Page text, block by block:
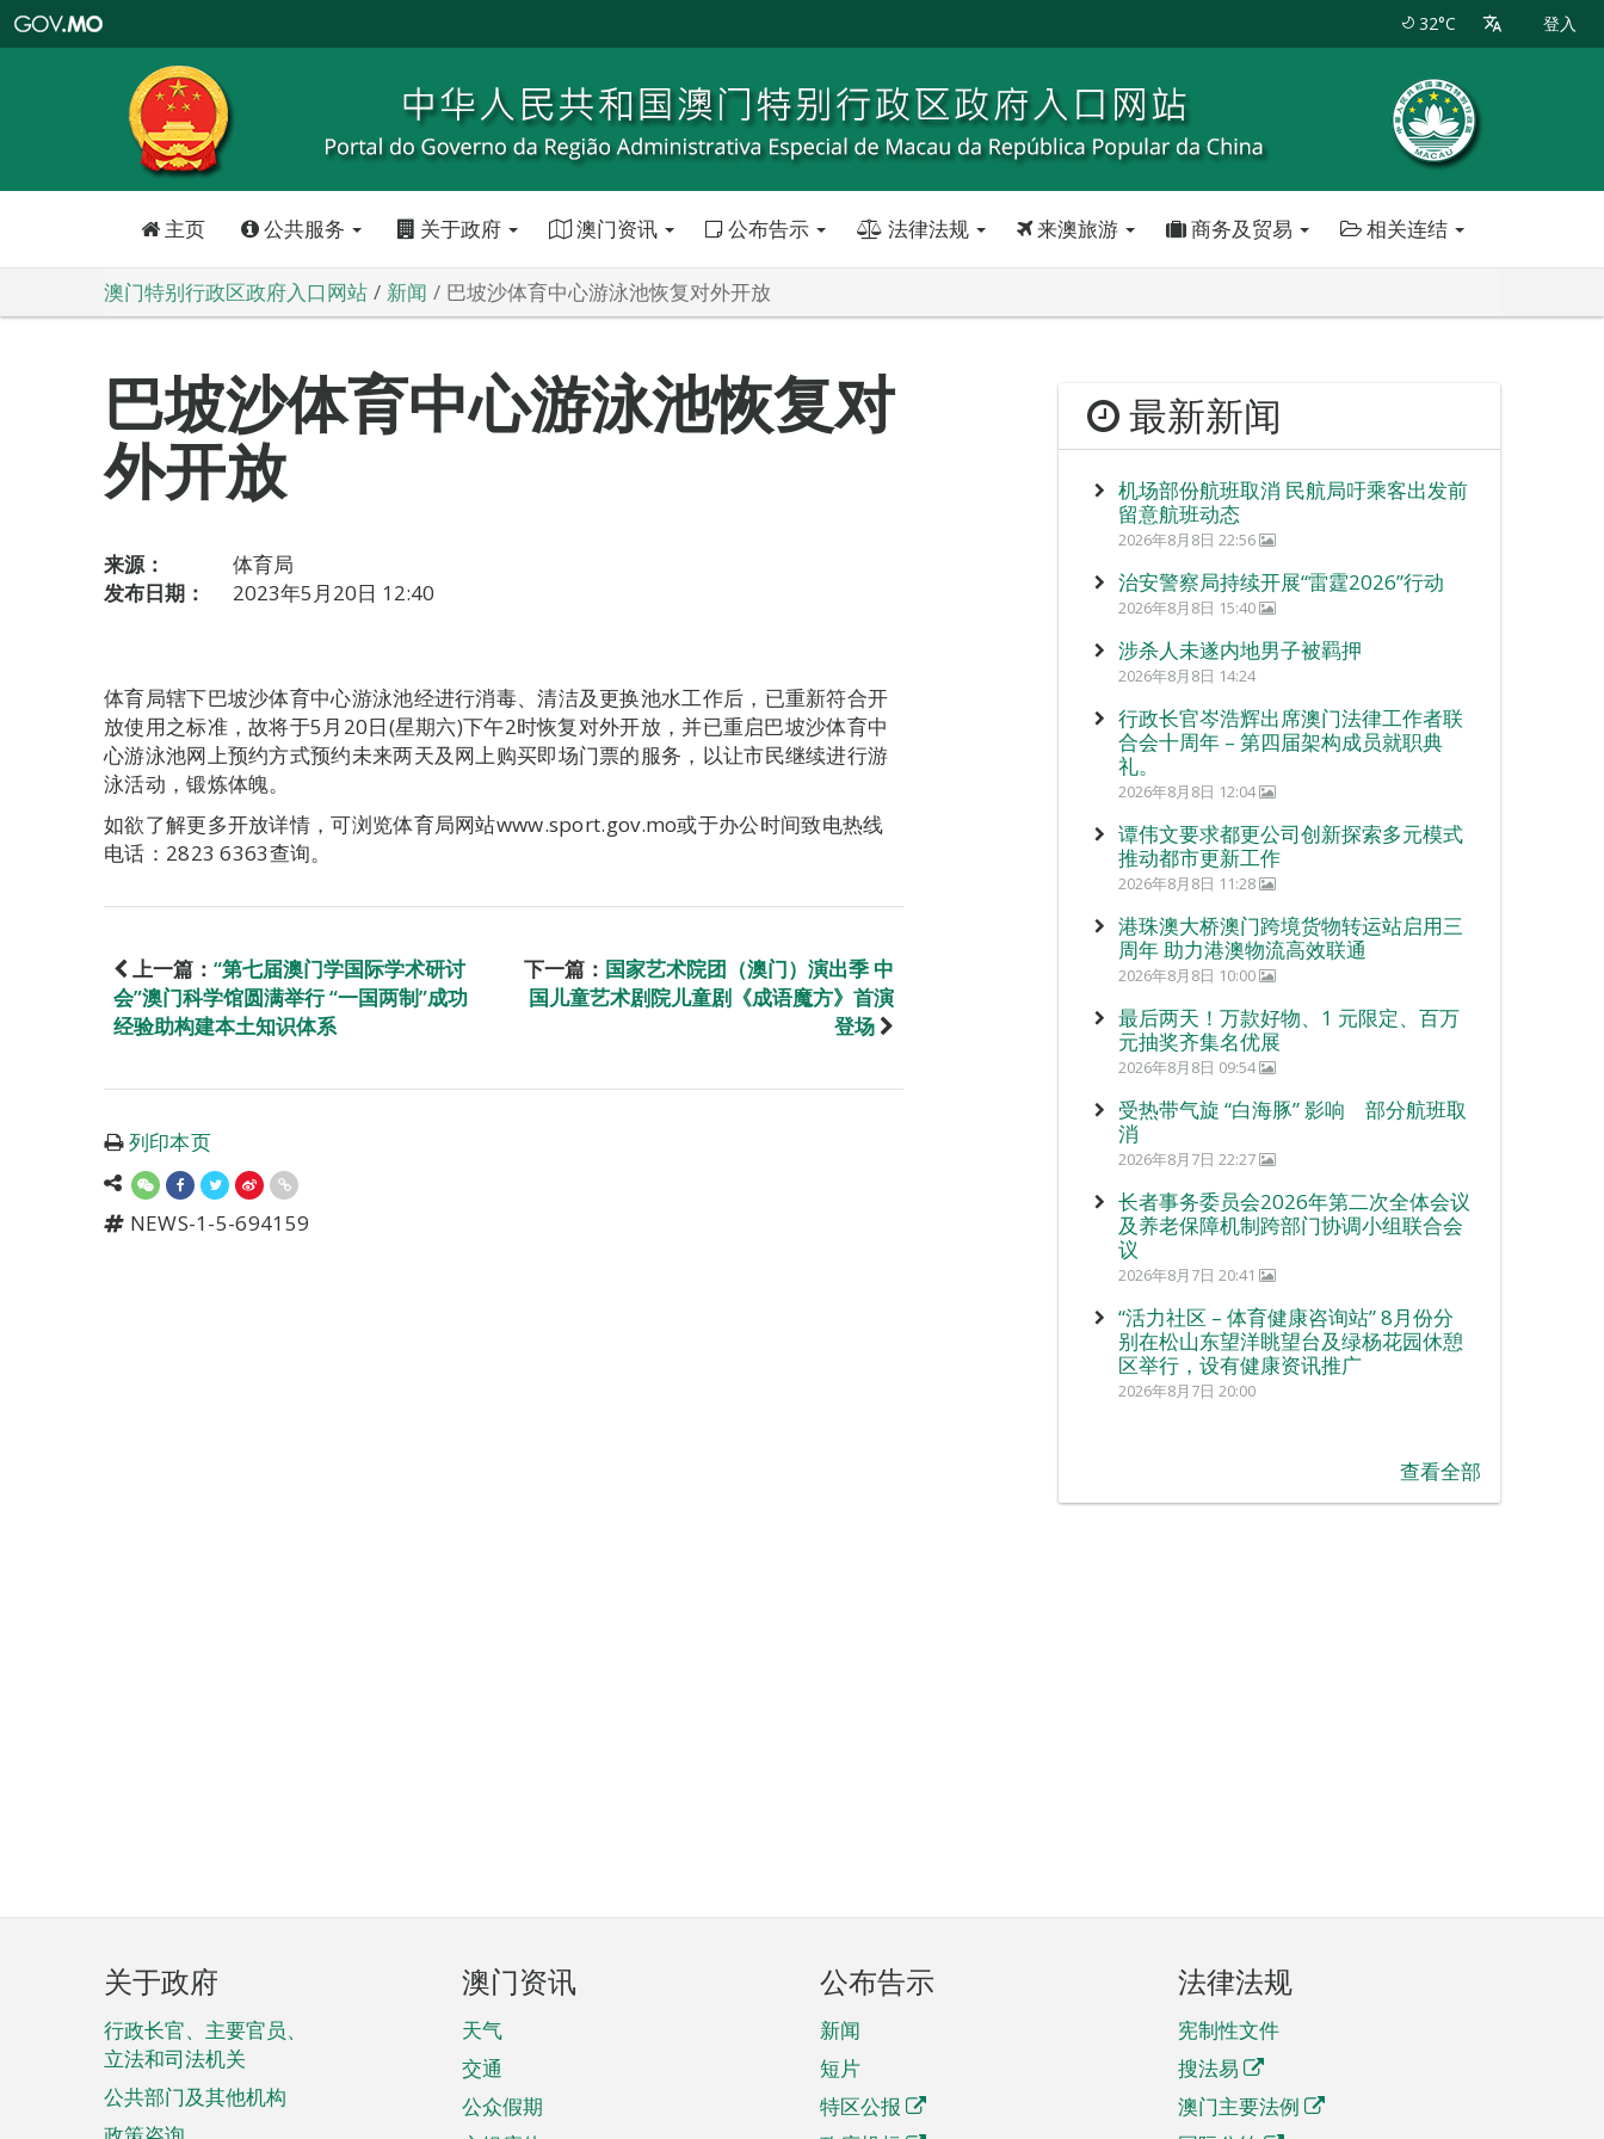
特
政
区
政
口
32°C 登入
主页 公共服务 关于政府 澳门资讯 公布告示 法律法规 来澳旅游 商务及贸易 相关连结
澳门特别行政区政府入口网站 新闻 巴坡沙体育中心游泳池恢复对外开放
巴坡沙体育中心游泳池恢复对
外开放
来源：
体育局
发布日期：
2023年5月20日 12:40
体育局辖下巴坡沙体育中心游泳池经进行消毒、清洁及更换池水工作后，已重新符合开
放使用之标准，故将于5月20日(星期六)下午2时恢复对外开放，并已重启巴坡沙体育中
心游泳池网上预约方式预约未来两天及网上购买即场门票的服务，以让市民继续进行游
泳活动，锻炼体魄。
如欲了解更多开放详情，可浏览体育局网站www.sport.gov.mo或于办公时间致电热线
电话：2823 6363查询。
上一篇： “第七届澳门学国际学术研讨
会”澳门科学馆圆满举行 “一国两制”成功
经验助构建本土知识体系
下一篇： 国家艺术院团（澳门）演出季 中
国儿童艺术剧院儿童剧《成语魔方》首演
登场
列印本页
NEWS-1-5-694159
最新新闻
机场部份航班取消 民航局吁乘客出发前
留意航班动态
2026年8月8日 22:56
治安警察局持续开展“雷霆2026”行动
2026年8月8日 15:40
涉杀人未遂内地男子被羁押
2026年8月8日 14:24
行政长官岑浩辉出席澳门法律工作者联
合会十周年 – 第四届架构成员就职典
礼。
2026年8月8日 12:04
谭伟文要求都更公司创新探索多元模式
推动都市更新工作
2026年8月8日 11:28
港珠澳大桥澳门跨境货物转运站启用三
周年 助力港澳物流高效联通
2026年8月8日 10:00
最后两天！万款好物、1 元限定、百万
元抽奖齐集名优展
2026年8月8日 09:54
受热带气旋 “白海豚” 影响 部分航班取
消
2026年8月7日 22:27
长者事务委员会2026年第二次全体会议
及养老保障机制跨部门协调小组联合会
议
2026年8月7日 20:41
“活力社区 – 体育健康咨询站” 8月份分
别在松山东望洋眺望台及绿杨花园休憩
区举行，设有健康资讯推广
2026年8月7日 20:00
查看全部
页
脚
菜
单
关于政府
行政长官、主要官员、
立法和司法机关
公共部门及其他机构
澳门资讯
天气
交通
公众假期
公布告示
新闻
短片
特区公报
法律法规
宪制性文件
搜法易
澳门主要法例